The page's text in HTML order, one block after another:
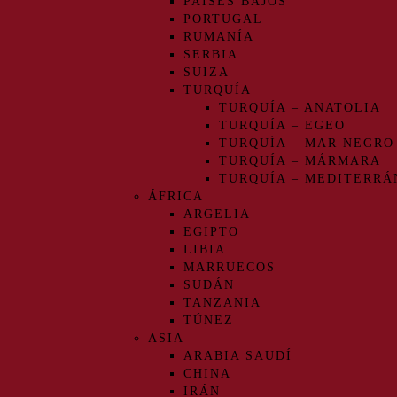
PORTUGAL
RUMANÍA
SERBIA
SUIZA
TURQUÍA
TURQUÍA – ANATOLIA
TURQUÍA – EGEO
TURQUÍA – MAR NEGRO
TURQUÍA – MÁRMARA
TURQUÍA –
ÁFRICA
ARGELIA
EGIPTO
LIBIA
MARRUECOS
SUDÁN
TANZANIA
TÚNEZ
ASIA
ARABIA SAUDÍ
CHINA
IRÁN